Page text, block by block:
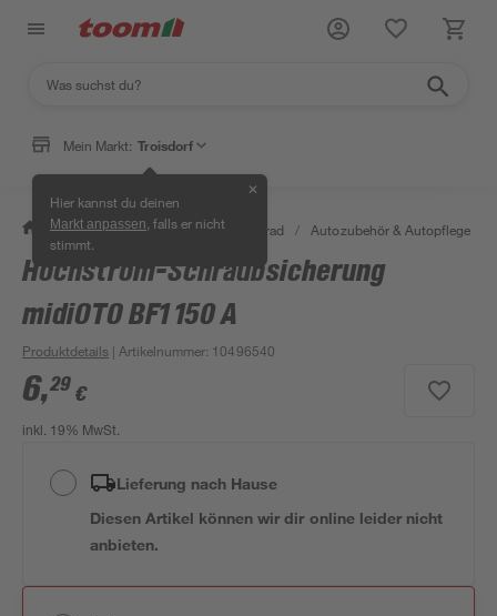
Mein Markt: Troisdorf
Hier kannst du deinen
Markt anpassen , falls er nicht
stimmt.
✕
/ Garten & Freizeit / Auto & Fahrrad / Autozubehör & Autopflege
Hochstrom-Schraubsicherung
midiOTO BF1 150 A
Produktdetails | Artikelnummer: 10496540
6,29 €
inkl. 19% MwSt.
Lieferung nach Hause
Diesen Artikel können wir dir online leider nicht
anbieten.